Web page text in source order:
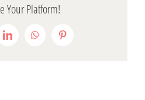
Your Platform!
LinkedIn WhatsApp